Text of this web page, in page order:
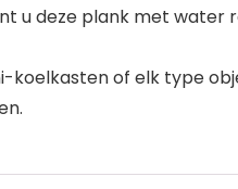
u deze plank met
koelkasten of elk type